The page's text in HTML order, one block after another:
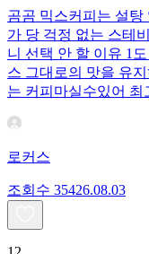
곰곰 믹스커피는 설탕
가 당 걱정 없는 스테
니 선택 안 할 이유 1
스 그대로의 맛을 유
는 커피마실수있어
로커스
조회수 35426.08.03